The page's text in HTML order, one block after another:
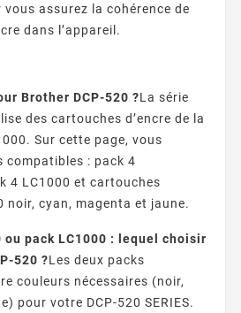
assurez la cohérence de
dans l’appareil.
Brother DCP-520 ?La série
des cartouches d’encre de la
Sur cette page, vous
compatibles : pack 4
4 LC1000 et cartouches
noir, cyan, magenta et jaune.
ou pack LC1000 : lequel choisir
520 ?Les deux packs
couleurs nécessaires (noir,
pour votre DCP-520 SERIES.